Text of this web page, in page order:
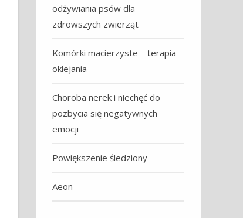
odżywiania psów dla
zdrowszych zwierząt
Komórki macierzyste – terapia
oklejania
Choroba nerek i niechęć do
pozbycia się negatywnych
emocji
Powiększenie śledziony
Aeon